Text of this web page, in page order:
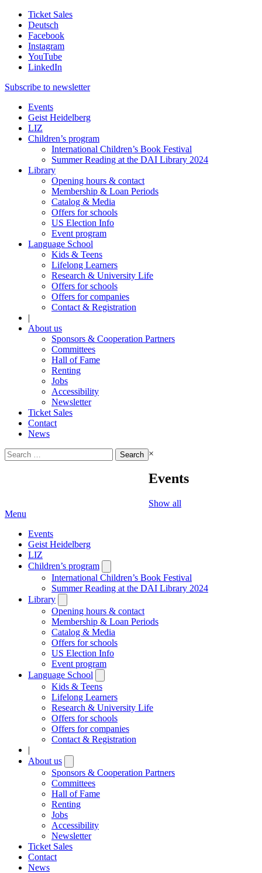
Ticket Sales
Deutsch
Facebook
Instagram
YouTube
LinkedIn
Subscribe to newsletter
Events
Geist Heidelberg
LIZ
Children’s program
International Children’s Book Festival
Summer Reading at the DAI Library 2024
Library
Opening hours & contact
Membership & Loan Periods
Catalog & Media
Offers for schools
US Election Info
Event program
Language School
Kids & Teens
Lifelong Learners
Research & University Life
Offers for schools
Offers for companies
Contact & Registration
|
About us
Sponsors & Cooperation Partners
Committees
Hall of Fame
Renting
Jobs
Accessibility
Newsletter
Ticket Sales
Contact
News
Search
for:
×
Events
Show all
Menu
Events
Geist Heidelberg
LIZ
Children’s program
submenu
International Children’s Book Festival
Summer Reading at the DAI Library 2024
Library
submenu
Opening hours & contact
Membership & Loan Periods
Catalog & Media
Offers for schools
US Election Info
Event program
Language School
submenu
Kids & Teens
Lifelong Learners
Research & University Life
Offers for schools
Offers for companies
Contact & Registration
|
About us
submenu
Sponsors & Cooperation Partners
Committees
Hall of Fame
Renting
Jobs
Accessibility
Newsletter
Ticket Sales
Contact
News